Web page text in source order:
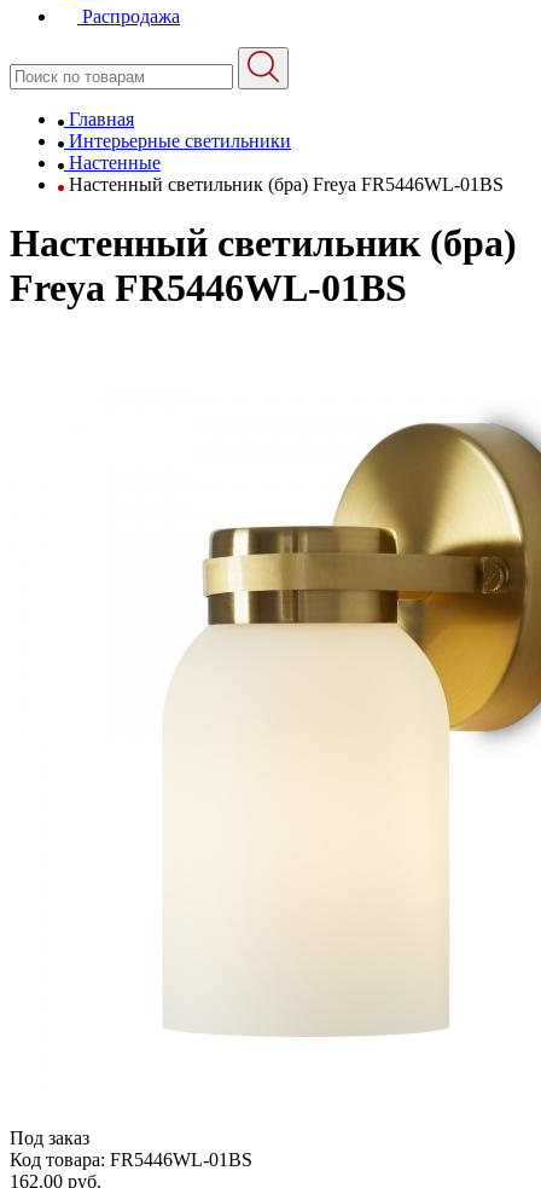
Распродажа
Главная
Интерьерные светильники
Настенные
Настенный светильник (бра) Freya FR5446WL-01BS
Настенный светильник (бра)
Freya FR5446WL-01BS
Под заказ
Код товара: FR5446WL-01BS
162.00 руб.